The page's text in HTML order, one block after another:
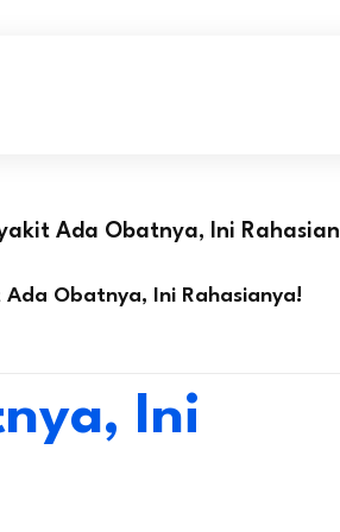
Ada Obatnya, Ini
Ada Obatnya, Ini Rahasianya!
Ini